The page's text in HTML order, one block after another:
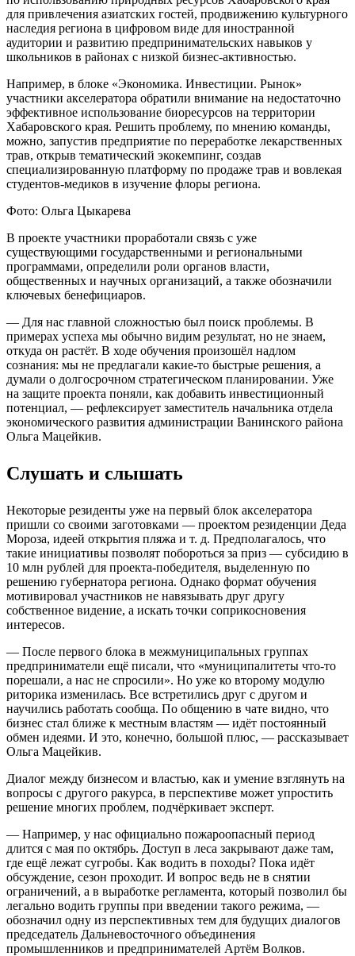
для привлечения азиатских гостей, продвижению культурного
наследия региона в цифровом виде для иностранной
аудитории и развитию предпринимательских навыков у
школьников в районах с низкой бизнес-активностью.
Например, в блоке «Экономика. Инвестиции. Рынок»
участники акселератора обратили внимание на недостаточно
эффективное использование биоресурсов на территории
Хабаровского края. Решить проблему, по мнению команды,
можно, запустив предприятие по переработке лекарственных
трав, открыв тематический экокемпинг, создав
специализированную платформу по продаже трав и вовлекая
студентов-медиков в изучение флоры региона.
Фото: Ольга Цыкарева
В проекте участники проработали связь с уже
существующими государственными и региональными
программами, определили роли органов власти,
общественных и научных организаций, а также обозначили
ключевых бенефициаров.
— Для нас главной сложностью был поиск проблемы. В
примерах успеха мы обычно видим результат, но не знаем,
откуда он растёт. В ходе обучения произошёл надлом
сознания: мы не предлагали какие-то быстрые решения, а
думали о долгосрочном стратегическом планировании. Уже
на защите проекта поняли, как добавить инвестиционный
потенциал, — рефлексирует заместитель начальника отдела
экономического развития администрации Ванинского района
Ольга Мацейкив.
Слушать и слышать
Некоторые резиденты уже на первый блок акселератора
пришли со своими заготовками — проектом резиденции Деда
Мороза, идеей открытия пляжа и т. д. Предполагалось, что
такие инициативы позволят побороться за приз — субсидию в
10 млн рублей для проекта-победителя, выделенную по
решению губернатора региона. Однако формат обучения
мотивировал участников не навязывать друг другу
собственное видение, а искать точки соприкосновения
интересов.
— После первого блока в межмуниципальных группах
предприниматели ещё писали, что «муниципалитеты что-то
порешали, а нас не спросили». Но уже ко второму модулю
риторика изменилась. Все встретились друг с другом и
научились работать сообща. По общению в чате видно, что
бизнес стал ближе к местным властям — идёт постоянный
обмен идеями. И это, конечно, большой плюс, — рассказывает
Ольга Мацейкив.
Диалог между бизнесом и властью, как и умение взглянуть на
вопросы с другого ракурса, в перспективе может упростить
решение многих проблем, подчёркивает эксперт.
— Например, у нас официально пожароопасный период
длится с мая по октябрь. Доступ в леса закрывают даже там,
где ещё лежат сугробы. Как водить в походы? Пока идёт
обсуждение, сезон проходит. И вопрос ведь не в снятии
ограничений, а в выработке регламента, который позволил бы
легально водить группы при введении такого режима, —
обозначил одну из перспективных тем для будущих диалогов
председатель Дальневосточного объединения
промышленников и предпринимателей Артём Волков.